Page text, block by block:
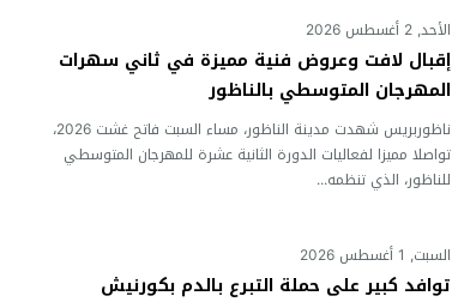
الأحد, 2 أغسطس 2026
إقبال لافت وعروض فنية مميزة في ثاني سهرات
المهرجان المتوسطي بالناظور
ناظوربريس شهدت مدينة الناظور، مساء السبت فاتح غشت 2026،
تواصلا مميزا لفعاليات الدورة الثانية عشرة للمهرجان المتوسطي
للناظور، الذي تنظمه...
السبت, 1 أغسطس 2026
توافد كبير على حملة التبرع بالدم بكورنيش